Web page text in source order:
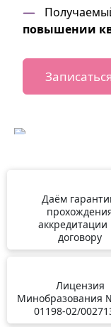
повышении
Даём
аккредитации
договору
Лицензия
Минобразования
01198-02/